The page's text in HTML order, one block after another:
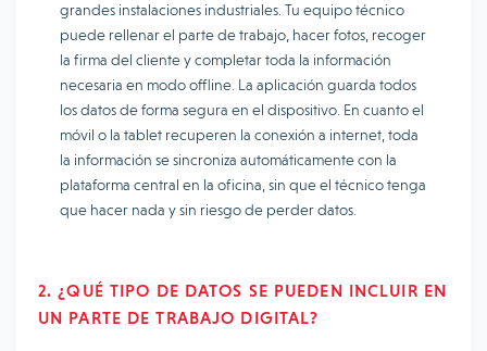
grandes instalaciones industriales. Tu equipo técnico
puede rellenar el parte de trabajo, hacer fotos, recoger
la firma del cliente y completar toda la información
necesaria en modo offline. La aplicación guarda todos
los datos de forma segura en el dispositivo. En cuanto el
móvil o la tablet recuperen la conexión a internet, toda
la información se sincroniza automáticamente con la
plataforma central en la oficina, sin que el técnico tenga
que hacer nada y sin riesgo de perder datos.
2. ¿QUÉ TIPO DE DATOS SE PUEDEN INCLUIR EN
UN PARTE DE TRABAJO DIGITAL?